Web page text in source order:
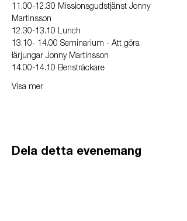
11.00-12.30 Missionsgudstjänst Jonny
Martinsson
12.30-13.10 Lunch
13.10- 14.00 Seminarium - Att göra
lärjungar Jonny Martinsson
14.00-14.10 Bensträckare
Visa mer
Dela detta evenemang